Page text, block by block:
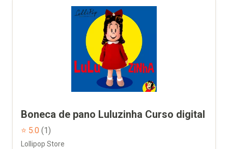
Boneca de pano Luluzinha Curso digital
⭐ 5.0 (1)
Lollipop Store